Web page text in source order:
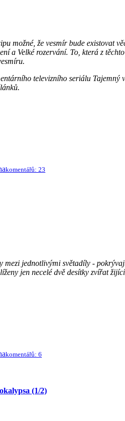
možné, že vesmír bude existovat
a Velké rozervání. To, která z
televizního seriálu
komentářů: 23
mezi jednotlivými světadíly -
jen necelé dvě desítky zvířat
komentářů: 6
(1/2)